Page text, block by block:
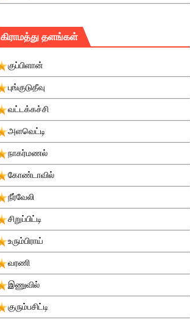
கிராமத்து தளங்கள்
குப்பிளான்
புங்குடுதீவு
வட்டக்கச்சி
அளவெட்டி
நாகர்மணல்
கோண்டாவில்
நீர்வேலி
சிறுப்பிட்டி
உரும்பிராய்
வரணி
இணுவில்
குரும்பசிட்டி